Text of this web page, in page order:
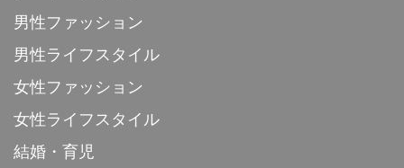
男性ファッション
男性ライフスタイル
女性ファッション
女性ライフスタイル
結婚・育児